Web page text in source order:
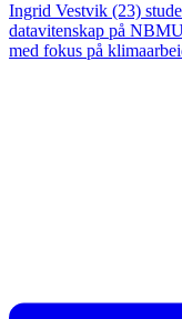
Ingrid Vestvik (23)
datavitenskap på
med fokus på